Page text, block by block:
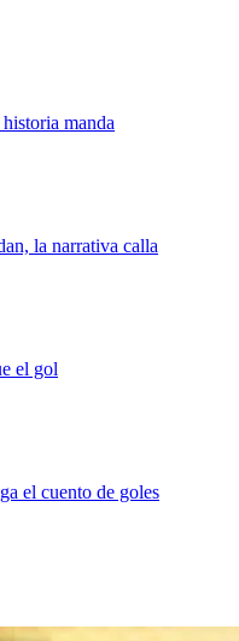
manda
la narrativa calla
el gol
el cuento de goles